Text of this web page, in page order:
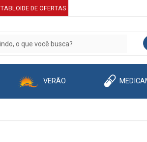
TABLOIDE DE OFERTAS
VERÃO